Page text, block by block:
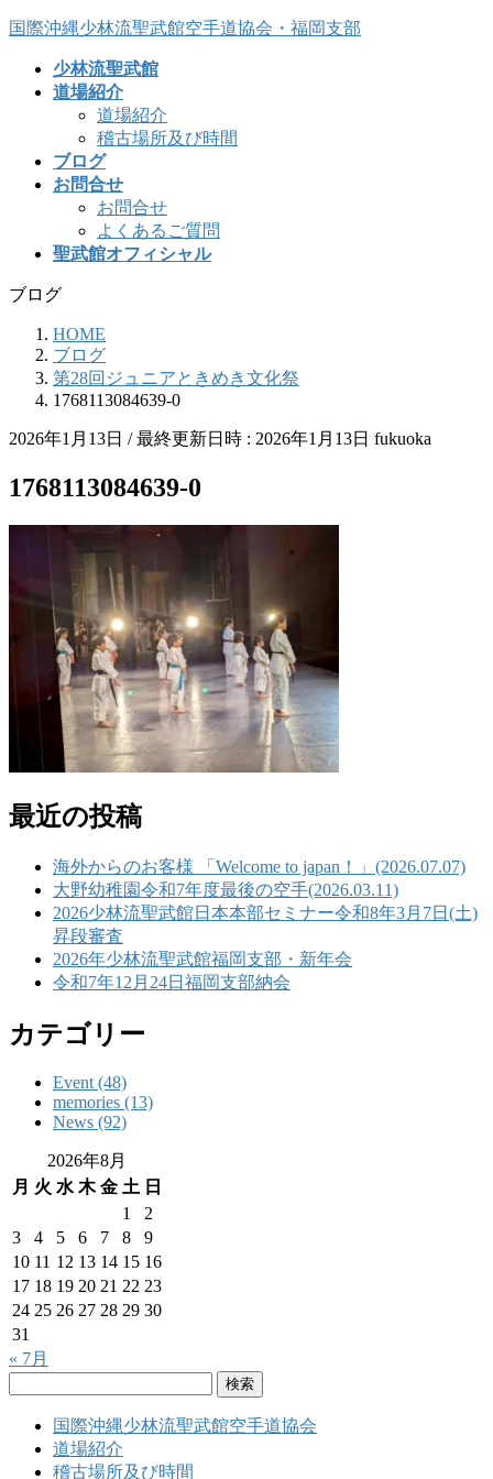
コ
ナ
国際沖縄少林流聖武館空手道協会・福岡支部
少林流聖武館
道場紹介
道場紹介
稽古場所及び時間
ブログ
お問合せ
お問合せ
よくあるご質問
聖武館オフィシャル
ブログ
HOME
ブログ
第28回ジュニアときめき文化祭
1768113084639-0
2026年1月13日 / 最終更新日時 : 2026年1月13日 fukuoka
1768113084639-0
最近の投稿
海外からのお客様 「Welcome to japan！」(2026.07.07)
大野幼稚園令和7年度最後の空手(2026.03.11)
2026少林流聖武館日本本部セミナー令和8年3月7日(土)
昇段審査
2026年少林流聖武館福岡支部・新年会
令和7年12月24日福岡支部納会
カテゴリー
Event (48)
memories (13)
News (92)
2026年8月
月 火 水 木 金 土 日
1
2
3
4 5 6 7 8
9
10 11 12 13 14 15 16
17 18 19 20 21 22 23
24 25 26 27 28 29 30
31
« 7月
国際沖縄少林流聖武館空手道協会
道場紹介
稽古場所及び時間